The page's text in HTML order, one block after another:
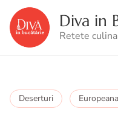
Diva in
Retete
Deserturi Europeana